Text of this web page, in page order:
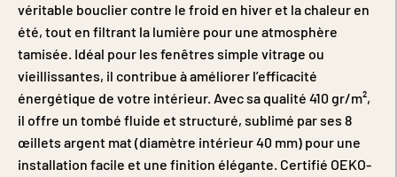
véritable bouclier contre le froid en hiver et la chaleur en
été, tout en filtrant la lumière pour une atmosphère
tamisée. Idéal pour les fenêtres simple vitrage ou
vieillissantes, il contribue à améliorer l’efficacité
énergétique de votre intérieur. Avec sa qualité 410 gr/m²,
il offre un tombé fluide et structuré, sublimé par ses 8
œillets argent mat (diamètre intérieur 40 mm) pour une
installation facile et une finition élégante. Certifié OEKO-